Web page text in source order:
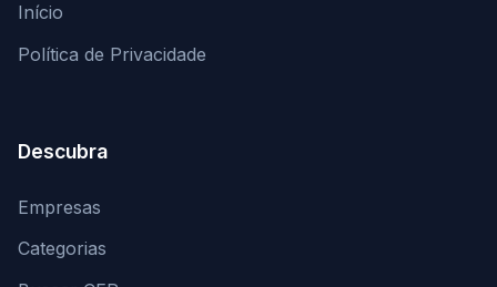
Início
Política de Privacidade
Descubra
Empresas
Categorias